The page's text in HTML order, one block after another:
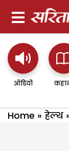
ऑडियो
Home » हेल्थ